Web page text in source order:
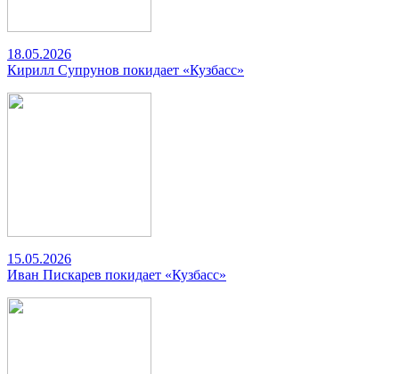
18.05.2026
Кирилл Супрунов покидает «Кузбасс»
15.05.2026
Иван Пискарев покидает «Кузбасс»